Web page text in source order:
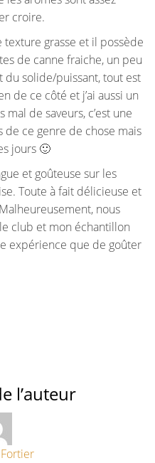
croire.
texture grasse et il possède
de canne fraiche, un peu
du solide/puissant, tout est
de ce côté et j’ai aussi un
de saveurs, c’est une
ce genre de chose mais
jours 🙂
et goûteuse sur les
Toute à fait délicieuse et
nous
club et mon échantillon
expérience que de goûter
l’auteur